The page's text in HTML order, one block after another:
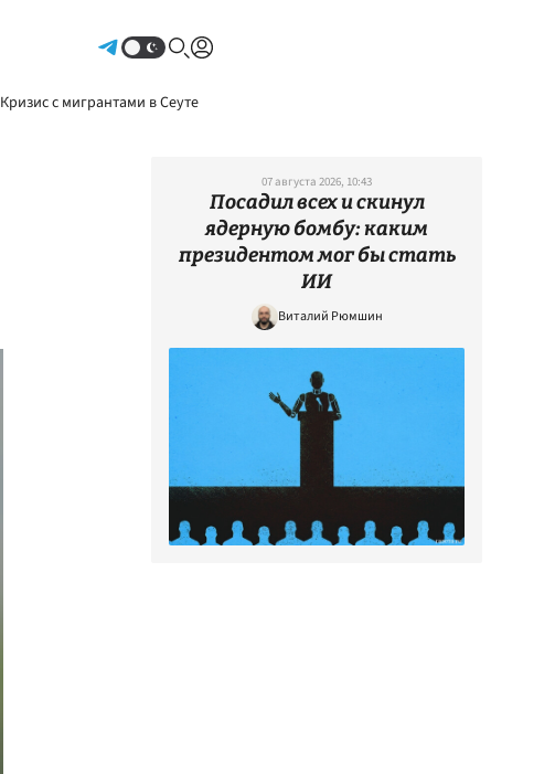
Кризис с мигрантами в Сеуте
07 августа 2026, 10:43
Посадил всех и скинул
ядерную бомбу: каким
президентом мог бы стать
ИИ
Виталий Рюмшин